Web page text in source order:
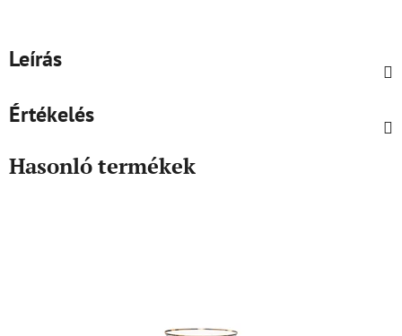
Leírás
Értékelés
Hasonló termékek